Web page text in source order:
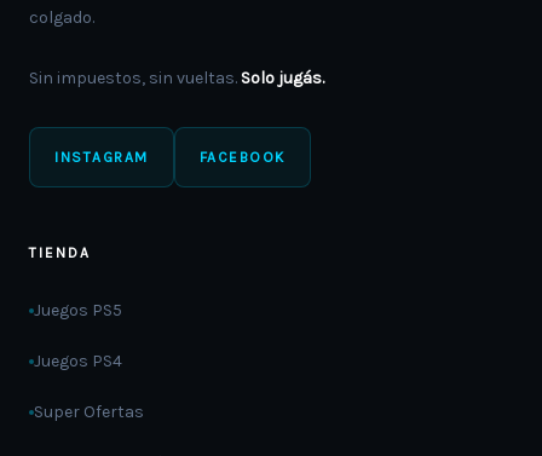
colgado.
Sin impuestos, sin vueltas. Solo jugás.
INSTAGRAM FACEBOOK
TIENDA
Juegos PS5
Juegos PS4
Super Ofertas